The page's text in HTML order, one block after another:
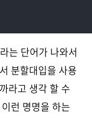
는 단어가 나와서
분할대입을 사용
라고 생각 할 수
런 명명을 하는